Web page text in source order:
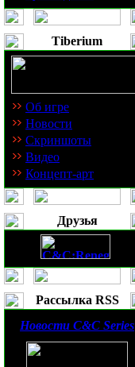
Tiberium
Об игре
Новости
Скриншоты
Видео
Концепт-арт
Друзья
Рассылка RSS
Новости C&C Series